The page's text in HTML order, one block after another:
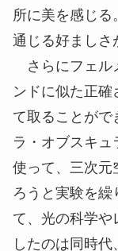
所に美を感じる
通じる好ましさ
さらにフェル
ンドに似た正
て取ることがで
ラ・オブスキュ
使って、三次元
ろうと実験を繰
て、光の科学や
したのは同時